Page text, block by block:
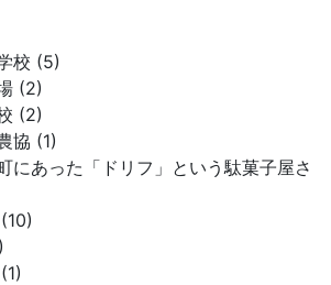
校 (5)
(2)
(2)
協 (1)
にあった「ドリフ」という駄菓子屋さ